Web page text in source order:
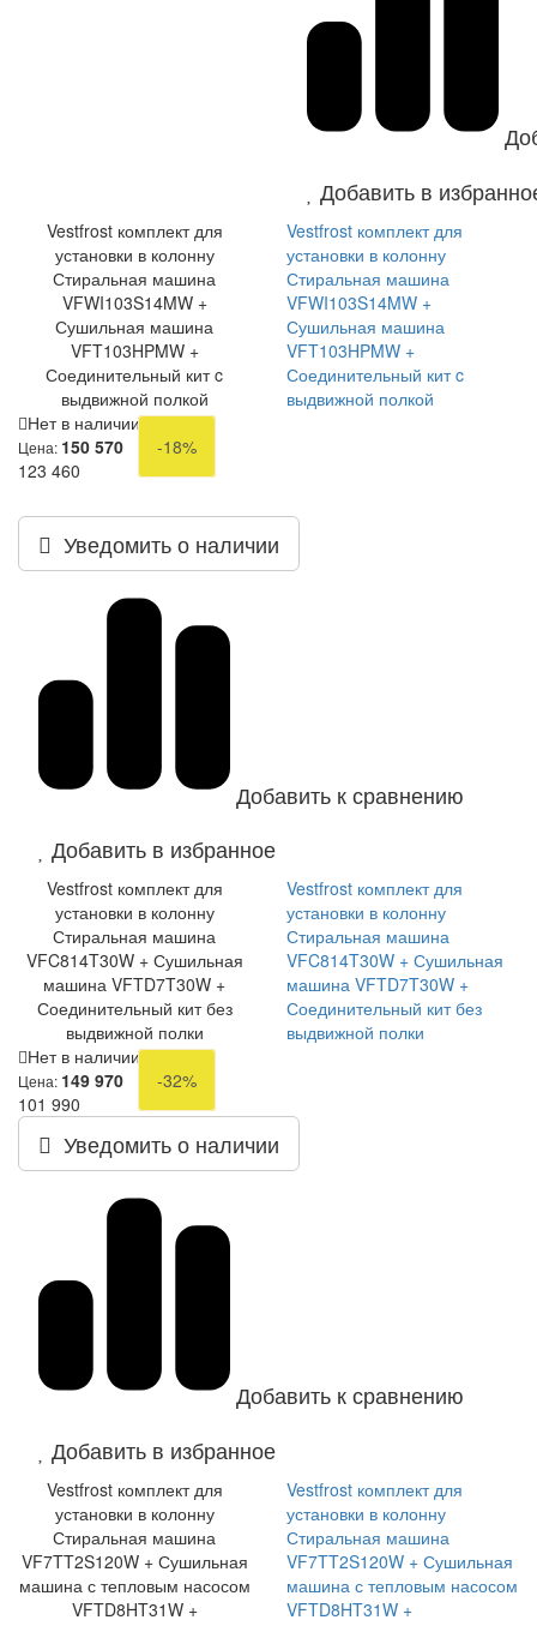
Добавить в
Vestfrost комплект для
установки в колонну
Стиральная машина
VFWI103S14MW +
Сушильная машина
VFT103HPMW +
Соединительный кит c
выдвижной полкой
Vestfrost комплект для
установки в колонну
Стиральная машина
VFWI103S14MW +
Сушильная машина
VFT103HPMW +
Соединительный кит c
выдвижной полкой
Нет в наличии
Цена: 150 570
-18%
123 460
Уведомить о наличии
Добавить к сравнению
Добавить в избранное
Vestfrost комплект для
установки в колонну
Стиральная машина
VFC814T30W + Сушильная
машина VFTD7T30W +
Соединительный кит без
выдвижной полки
Vestfrost комплект для
установки в колонну
Стиральная машина
VFC814T30W + Сушильная
машина VFTD7T30W +
Соединительный кит без
выдвижной полки
Нет в наличии
Цена: 149 970
-32%
101 990
Уведомить о наличии
Добавить к сравнению
Добавить в избранное
Vestfrost комплект для
установки в колонну
Стиральная машина
VF7TT2S120W + Сушильная
машина с тепловым насосом
VFTD8HT31W +
Vestfrost комплект для
установки в колонну
Стиральная машина
VF7TT2S120W + Сушильная
машина с тепловым насосом
VFTD8HT31W +